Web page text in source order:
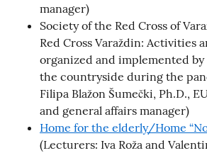
manager)
Society of the Red Cross of
Red Cross Varaždin: Activities
organized and implemented by
the countryside during the
Filipa Blažon Šumečki, Ph.D.,
and general affairs manager)
Home for the elderly/Home
(Lecturers: Iva Roža and